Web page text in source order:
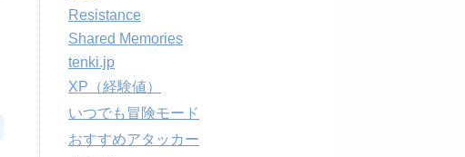
Resistance
Shared Memories
tenki.jp
XP（経験値）
いつでも冒険モード
おすすめアタッカー